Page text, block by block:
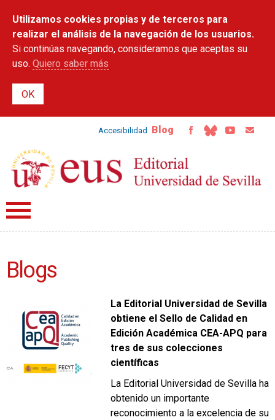
contenido
principal
Utilizamos cookies propias y de terceros para
realizar el análisis de la navegación de los usuarios.
Si continúas navegando, consideramos que aceptas su
uso. Quiero saber más
Accesibilidad Blog
Blogs
La Editorial Universidad de Sevilla
obtiene el Sello de Calidad en
Edición Académica CEA-APQ para
tres de sus colecciones
científicas
La Editorial Universidad de Sevilla ha
obtenido un importante
reconocimiento a la excelencia de su